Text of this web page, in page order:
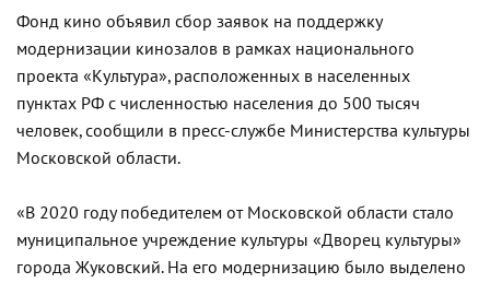
Фонд кино объявил сбор заявок на поддержку
модернизации кинозалов в рамках национального
проекта «Культура», расположенных в населенных
пунктах РФ с численностью населения до 500 тысяч
человек, сообщили в пресс-службе Министерства культуры
Московской области.
«В 2020 году победителем от Московской области стало
муниципальное учреждение культуры «Дворец культуры»
города Жуковский. На его модернизацию было выделено